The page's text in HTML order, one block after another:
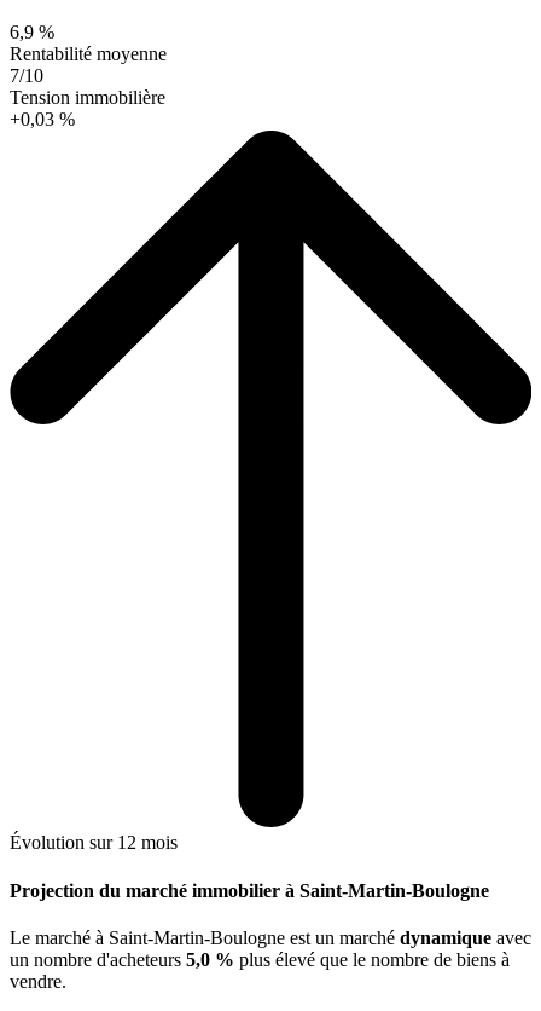
6,9 %
Rentabilité moyenne
7/10
Tension immobilière
+0,03 %
Évolution sur 12 mois
Projection du marché immobilier à Saint-Martin-Boulogne
Le marché à Saint-Martin-Boulogne est un marché dynamique avec
un nombre d'acheteurs 5,0 % plus élevé que le nombre de biens à
vendre.